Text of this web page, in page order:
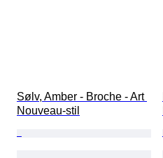
Sølv, Amber - Broche - Art
Nouveau-stil